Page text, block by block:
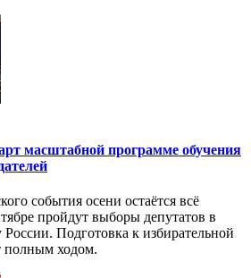
масштабной программе обучения
события осени остаётся всё
пройдут выборы депутатов в
Подготовка к избирательной
полным ходом.